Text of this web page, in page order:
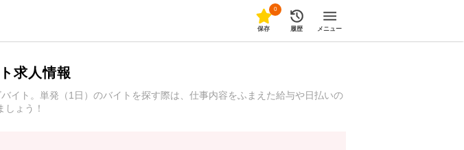
0
保存 履歴 メニュー
求人情報
イト。単発（1日）のバイトを探す際は、仕事内容をふまえた給与や日払いの
ょう！